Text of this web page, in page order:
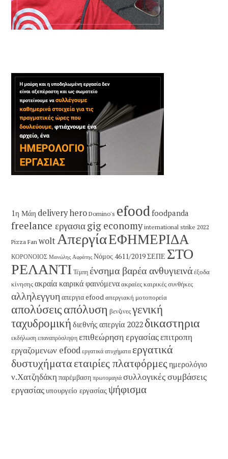
1η Μάη delivery hero Domino's efoodfoodpanda
freelance εργασιαgig economy international strike 2022
Pizza Fan woltΑπεργίαΕΦΗΜΕΡΙΔΑ
ΚΟΡΟΝΟΙΟΣ Μανώλης Αφράτης Νόμος 4611/2019ΣΕΠΕ ΣΤΟ
ΡΕΛΑΝΤΙ Τέμπη ένσημα βαρέα ανθυγιεινάέξοδα
κίνησηςακραία καιρικά φαινόμεναακραίες καιρικές συνθήκες
αλληλεγγυη απεργια efoodαπεργιακή μοτοπορεία
απολύσειςαπόλυση βενζινεςγενική
ταχυδρομική διεθνής απεργία 2022 δικαστηρια
εκδήλωση επαναπρόσληψη επιθεώρηση εργασίαςεπιτροπη
εργαζομενων efood εργατικά ατυχήματα εργατικά
δυστυχήματαεταιρίες πλατφόρμες ημερολόγιο
ν.Χατζηδάκη παρέμβαση πρωτομαγιά συλλογικές συμβάσεις
εργασίαςυπουργείο εργασίαςψήφισμα